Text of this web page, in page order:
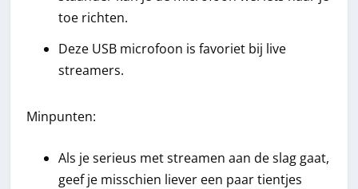
toe richten.
Deze USB microfoon is favoriet bij live
streamers.
Minpunten:
Als je serieus met streamen aan de slag gaat,
geef je misschien liever een paar tientjes